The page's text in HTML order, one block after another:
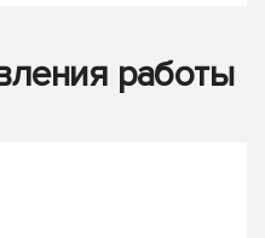
работы